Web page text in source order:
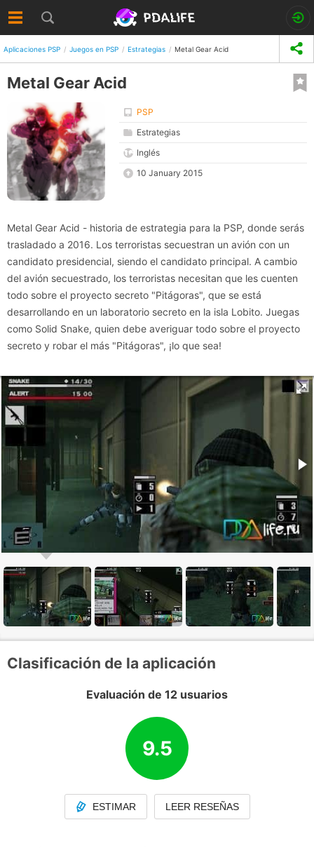
Aplicaciones PSP Juegos en PSP Estrategias Metal Gear Acid
Metal Gear Acid
PSP
Estrategias
Inglés
10 January 2015
Metal Gear Acid - historia de estrategia para la PSP, donde serás
trasladado a 2016. Los terroristas secuestran un avión con un
candidato presidencial, siendo el candidato principal. A cambio
del avión secuestrado, los terroristas necesitan que les cuenten
todo sobre el proyecto secreto "Pitágoras", que se está
desarrollando en un laboratorio secreto en la isla Lobito. Juegas
como Solid Snake, quien debe averiguar todo sobre el proyecto
secreto y robar el más "Pitágoras", ¡lo que sea!
Clasificación de la aplicación
Evaluación de 12 usuarios
9.5
ESTIMAR LEER RESEÑAS